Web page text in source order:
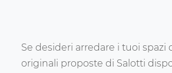
Se desideri arredare i tuoi spazi
originali proposte di Salotti